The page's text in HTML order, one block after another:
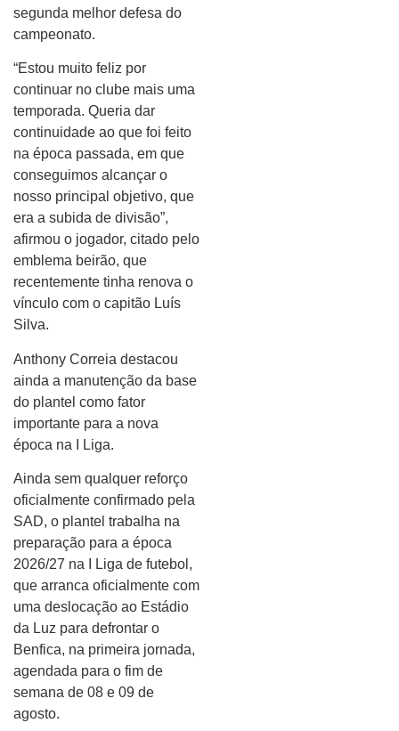
segunda melhor defesa do
campeonato.
“Estou muito feliz por
continuar no clube mais uma
temporada. Queria dar
continuidade ao que foi feito
na época passada, em que
conseguimos alcançar o
nosso principal objetivo, que
era a subida de divisão”,
afirmou o jogador, citado pelo
emblema beirão, que
recentemente tinha renova o
vínculo com o capitão Luís
Silva.
Anthony Correia destacou
ainda a manutenção da base
do plantel como fator
importante para a nova
época na I Liga.
Ainda sem qualquer reforço
oficialmente confirmado pela
SAD, o plantel trabalha na
preparação para a época
2026/27 na I Liga de futebol,
que arranca oficialmente com
uma deslocação ao Estádio
da Luz para defrontar o
Benfica, na primeira jornada,
agendada para o fim de
semana de 08 e 09 de
agosto.